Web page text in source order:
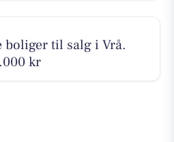
boliger til salg i Vrå.
kr